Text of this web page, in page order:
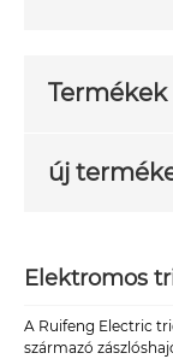
Termékek
új
Elektromos
A Ruifeng Electric
származó